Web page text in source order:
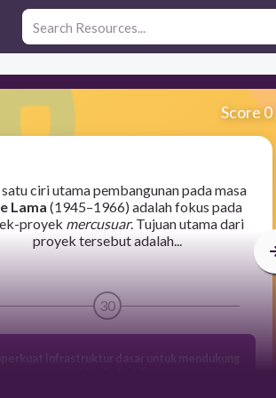
Score 0
satu ciri utama pembangunan pada masa
Lama (1945–1966) adalah fokus pada
proyek mercusuar. Tujuan utama dari
proyek tersebut adalah...
30
infrastruktur dasar untuk mendukung